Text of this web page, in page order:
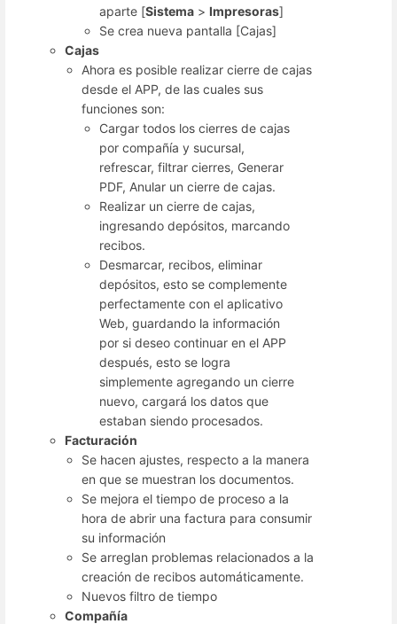
aparte [Sistema> Impresoras]
Se crea nueva pantalla [Cajas]
Cajas
Ahora es posible realizar cierre de cajas
desde el APP, de las cuales sus
funciones son:
Cargar todos los cierres de cajas
por compañía y sucursal,
refrescar, filtrar cierres, Generar
PDF, Anular un cierre de cajas.
Realizar un cierre de cajas,
ingresando depósitos, marcando
recibos.
Desmarcar, recibos, eliminar
depósitos, esto se complemente
perfectamente con el aplicativo
Web, guardando la información
por si deseo continuar en el APP
después, esto se logra
simplemente agregando un cierre
nuevo, cargará los datos que
estaban siendo procesados.
Facturación
Se hacen ajustes, respecto a la manera
en que se muestran los documentos.
Se mejora el tiempo de proceso a la
hora de abrir una factura para consumir
su información
Se arreglan problemas relacionados a la
creación de recibos automáticamente.
Nuevos filtro de tiempo
Compañía